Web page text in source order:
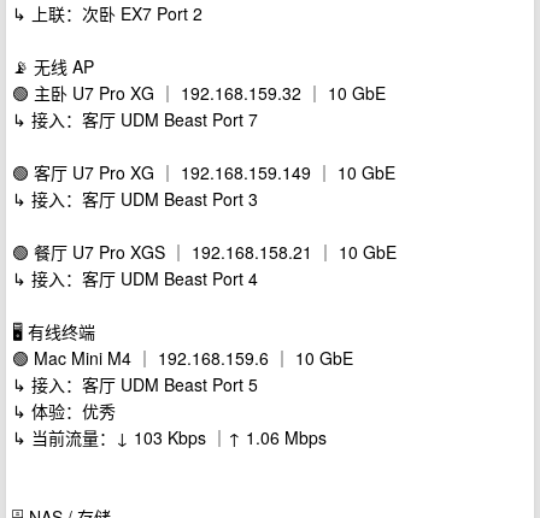
↳ 上联：次卧 EX7 Port 2
📡 无线 AP
🟢 主卧 U7 Pro XG ｜ 192.168.159.32 ｜ 10 GbE
↳ 接入：客厅 UDM Beast Port 7
🟢 客厅 U7 Pro XG ｜ 192.168.159.149 ｜ 10 GbE
↳ 接入：客厅 UDM Beast Port 3
🟢 餐厅 U7 Pro XGS ｜ 192.168.158.21 ｜ 10 GbE
↳ 接入：客厅 UDM Beast Port 4
🖥️ 有线终端
🟢 Mac Mini M4 ｜ 192.168.159.6 ｜ 10 GbE
↳ 接入：客厅 UDM Beast Port 5
↳ 体验：优秀
↳ 当前流量：↓ 103 Kbps ｜↑ 1.06 Mbps